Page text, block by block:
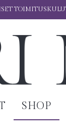
SHOP